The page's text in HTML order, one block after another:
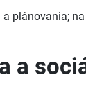
plánovania;
a